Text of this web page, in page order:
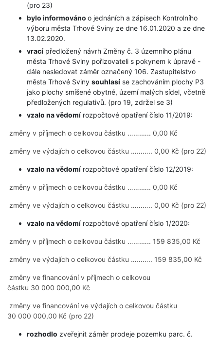
(pro 23)
bylo informováno o jednáních a zápisech Kontrolního
výboru města Trhové Sviny ze dne 16.01.2020 a ze dne
13.02.2020.
vrací předložený návrh Změny č. 3 územního plánu
města Trhové Sviny pořizovateli s pokynem k úpravě -
dále nesledovat záměr označený 106. Zastupitelstvo
města Trhové Sviny souhlasí se zachováním plochy P3
jako plochy smíšené obytné, území malých sídel, včetně
předložených regulativů. (pro 19, zdržel se 3)
vzalo na vědomí rozpočtové opatření číslo 11/2019:
změny v příjmech o celkovou částku …….….. 0,00 Kč
změny ve výdajích o celkovou částku ……….. 0,00 Kč (pro 22)
vzalo na vědomí rozpočtové opatření číslo 12/2019:
změny v příjmech o celkovou částku …….….. 0,00 Kč
změny ve výdajích o celkovou částku ……….. 0,00 Kč (pro 22)
vzalo na vědomí rozpočtové opatření číslo 1/2020:
změny v příjmech o celkovou částku …….….. 159 835,00 Kč
změny ve výdajích o celkovou částku ……….. 159 835,00 Kč
změny ve financování v příjmech o celkovou
částku 30 000 000,00 Kč
změny ve financování ve výdajích o celkovou částku
30 000 000,00 Kč (pro 22)
rozhodlo zveřejnit záměr prodeje pozemku parc. č.